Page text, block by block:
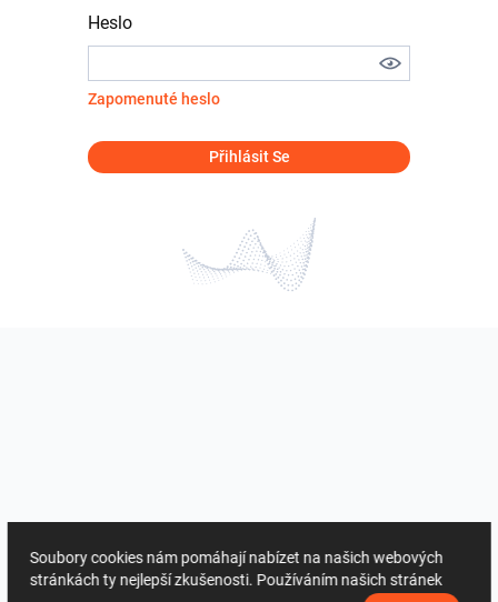
Heslo
Zapomenuté heslo
Přihlásit Se
Soubory cookies nám pomáhají nabízet na našich webových
stránkách ty nejlepší zkušenosti. Používáním našich stránek